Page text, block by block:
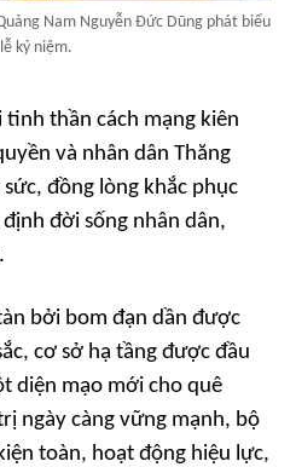
Nam Nguyễn Đức Dũng phát biểu
kỷ niệm.
tinh thần cách mạng kiên
và nhân dân Thăng
đồng lòng khắc phục
đời sống nhân dân,
bởi bom đạn dần được
cơ sở hạ tầng được đầu
diện mạo mới cho quê
ngày càng vững mạnh, bộ
toàn, hoạt động hiệu lực,